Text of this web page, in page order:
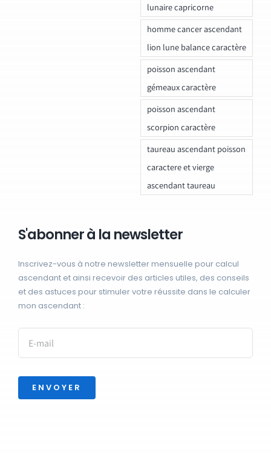
lunaire capricorne
homme cancer ascendant
lion lune balance caractère
poisson ascendant
gémeaux caractère
poisson ascendant
scorpion caractère
taureau ascendant poisson
caractere et vierge
ascendant taureau
S'abonner à la newsletter
Inscrivez-vous à notre newsletter mensuelle pour calcul
ascendant et ainsi recevoir des articles utiles, des conseils
et des astuces pour stimuler votre réussite dans le calculer
mon ascendant :
ENVOYER